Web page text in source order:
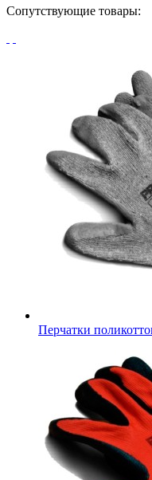
Сопутствующие товары:
Перчатки